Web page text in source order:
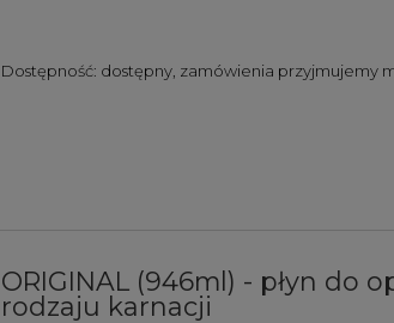
Dostępność: dostępny, zamówienia przyjmujemy
ORIGINAL (946ml) - płyn do
rodzaju karnacji